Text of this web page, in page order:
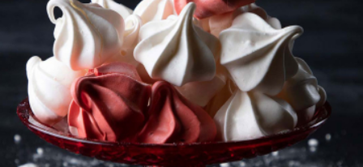
Υπέροχοι μπεζέδες, τραγανοί απ’ έξω με μαστιχωτή
υφή στο εσωτερικό τους. Ένα γλυκάκι ελαφρύ σαν
συννεφάκι!
Εύκολη 1:10